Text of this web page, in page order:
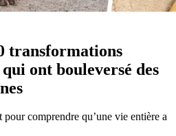
transformations
ont bouleversé des
comprendre qu’une vie entière a